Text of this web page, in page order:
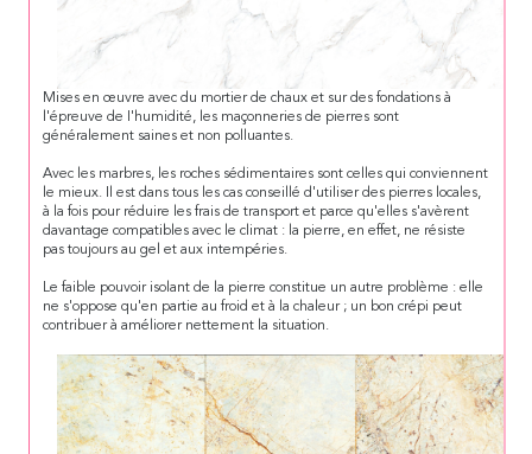
Mises en œuvre avec du mortier de chaux et sur des fondations à
l'épreuve de I'humidité, les maçonneries de pierres sont
généralement saines et non polluantes.
Avec les marbres, les roches sédimentaires sont celles qui conviennent
le mieux. Il est dans tous les cas conseillé d'utiliser des pierres locales,
à la fois pour réduire les frais de transport et parce qu'elles s'avèrent
davantage compatibles avec le climat : la pierre, en effet, ne résiste
pas toujours au gel et aux intempéries.
Le faible pouvoir isolant de la pierre constitue un autre problème : elle
ne s'oppose qu'en partie au froid et à la chaleur ; un bon crépi peut
contribuer à améliorer nettement la situation.